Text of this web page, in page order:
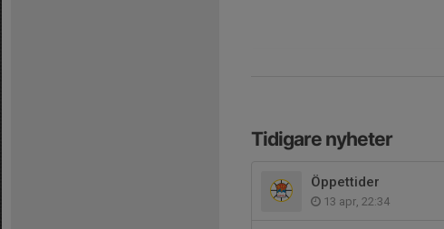
Tidigare nyheter
Öppettider
13 apr, 22:34